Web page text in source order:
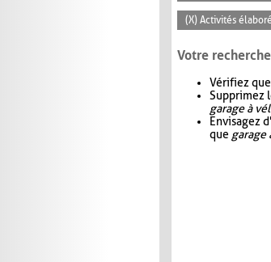
(X) Activités
Votre
Vérifiez
Supprimez
garage à
Envisagez
que garage